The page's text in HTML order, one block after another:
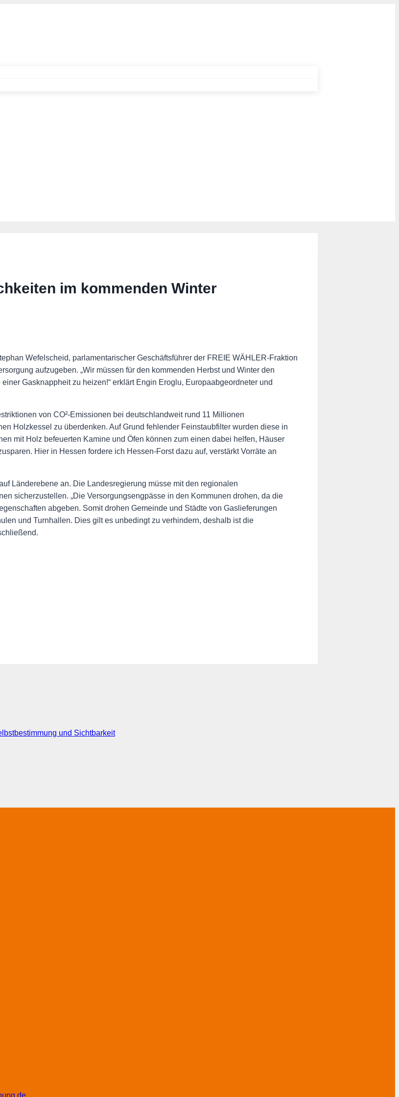
im kommenden Winter
Wefelscheid, parlamentarischer Geschäftsführer der FREIE WÄHLER-Fraktion
aufzugeben. „Wir müssen für den kommenden Herbst und Winter den
Gasknappheit zu heizen!“ erklärt Engin Eroglu, Europaabgeordneter und
von CO²-Emissionen bei deutschlandweit rund 11 Millionen
Holzkessel zu überdenken. Auf Grund fehlender Feinstaubfilter wurden diese in
mit Holz befeuerten Kamine und Öfen können zum einen dabei helfen, Häuser
Hier in Hessen fordere ich Hessen-Forst dazu auf, verstärkt Vorräte an
Länderebene an. Die Landesregierung müsse mit den regionalen
sicherzustellen. „Die Versorgungsengpässe in den Kommunen drohen, da die
abgeben. Somit drohen Gemeinde und Städte von Gaslieferungen
und Turnhallen. Dies gilt es unbedingt zu verhindern, deshalb ist die
und Sichtbarkeit